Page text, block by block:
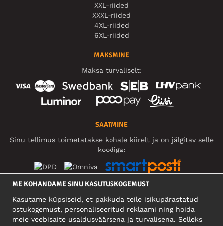
XXL-riided
XXXL-riided
4XL-riided
6XL-riided
MAKSMINE
Maksa turvaliselt:
SAATMINE
Sinu tellimus toimetatakse kohale kiirelt ja on jälgitav selle
koodiga:
ME KOHANDAME SINU KASUTUSKOGEMUST
Kasutame küpsiseid, et pakkuda teile isikupärastatud
ostukogemust, personaliseeritud reklaami ning hoida
meie veebisaite usaldusväärsena ja turvalisena. Selleks